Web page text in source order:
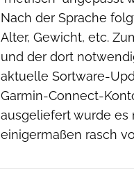
Nach der Sprache
Alter, Gewicht, etc.
und der dort
aktuelle Sortware-
Garmin-Connect-
ausgeliefert wurde es
einigermaßen rasch